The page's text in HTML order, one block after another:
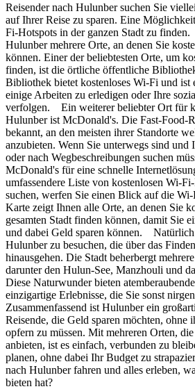
Reisender nach Hulunber suchen Sie
auf Ihrer Reise zu sparen. Eine
Fi-Hotspots in der ganzen Stadt zu
Hulunber mehrere Orte, an denen Sie
können. Einer der beliebtesten Orte, um
finden, ist die örtliche öffentliche
Bibliothek bietet kostenloses Wi-Fi und ist
einige Arbeiten zu erledigen oder Ihre
verfolgen. Ein weiterer beliebter Ort für
Hulunber ist McDonald's. Die Fast-Food-
bekannt, an den meisten ihrer Standorte
anzubieten. Wenn Sie unterwegs sind und
oder nach Wegbeschreibungen suchen
McDonald's für eine schnelle
umfassendere Liste von kostenlosen Wi-
suchen, werfen Sie einen Blick auf die
Karte zeigt Ihnen alle Orte, an denen Sie
gesamten Stadt finden können, damit Sie
und dabei Geld sparen können.
Hulunber zu besuchen, die über das
hinausgehen. Die Stadt beherbergt
darunter den Hulun-See, Manzhouli und
Diese Naturwunder bieten
einzigartige Erlebnisse, die Sie sonst
Zusammenfassend ist Hulunber ein
Reisende, die Geld sparen möchten, ohne
opfern zu müssen. Mit mehreren Orten,
anbieten, ist es einfach, verbunden zu
planen, ohne dabei Ihr Budget zu
nach Hulunber fahren und alles erleben,
bieten hat?